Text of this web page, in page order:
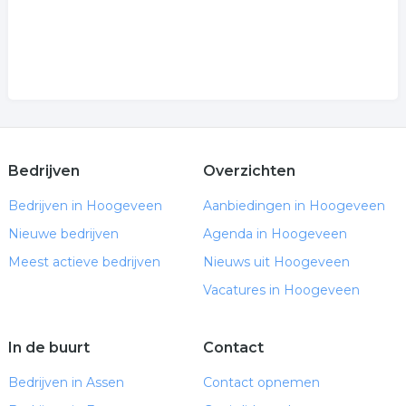
Bedrijven
Bedrijven in Hoogeveen
Nieuwe bedrijven
Meest actieve bedrijven
Overzichten
Aanbiedingen in Hoogeveen
Agenda in Hoogeveen
Nieuws uit Hoogeveen
Vacatures in Hoogeveen
In de buurt
Bedrijven in Assen
Contact
Contact opnemen